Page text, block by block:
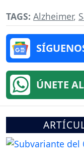
TAGS: Alzheimer,
ÚNETE